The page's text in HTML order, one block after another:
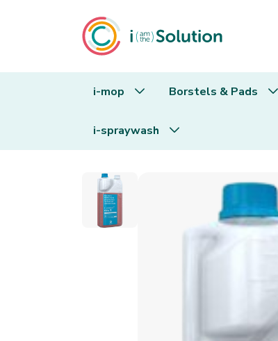
i-mop Borstels & Pads
i-spraywash
i-protect HWC - N5 - 4x 1 liter fles